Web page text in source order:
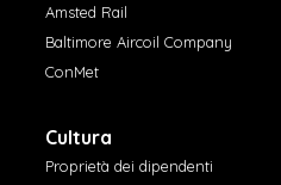
Amsted Rail
Baltimore Aircoil Company
ConMet
Cultura
Proprietà dei dipendenti